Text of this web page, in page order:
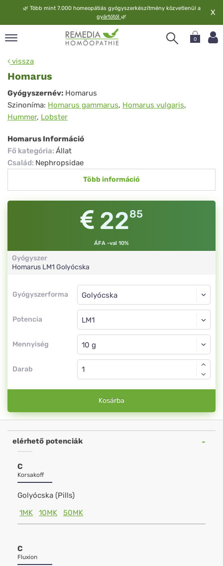
🌿 Több mint 7.000 homeopátiás gyógyszerkészítmény közvetlenül a
gyártótól 🌿 X
0
vissza
Homarus
Homarus
Gyógyszernév: Homarus
Szinoníma: Homarus gammarus, Homarus vulgaris,
Hummer, Lobster
Homarus Információ
Fő kategória: Állat
Család: Nephropsidae
Több információ
2285
ÁFA -val 10%
Gyógyszer
Homarus LM1 Golyócska
Gyógyszerforma
Gyógyszerforma
Potencia
Golyócska
LM1
Mennyiség
Golyócska
Darab
Kosárba
elérhető potenciák
C
Korsakoff
Golyócska (Pills)
1MK
10MK 50MK
C
Fluxion